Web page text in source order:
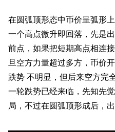
在圆弧顶形态中币价呈弧形
一个高点微升即回落，先是
前点，如果把短期高点相连
旦空方力量超过多方，币价
跌势 不明显，但后来空方完
一轮跌势已经来临，先知先
局，不过在圆弧顶形成后，